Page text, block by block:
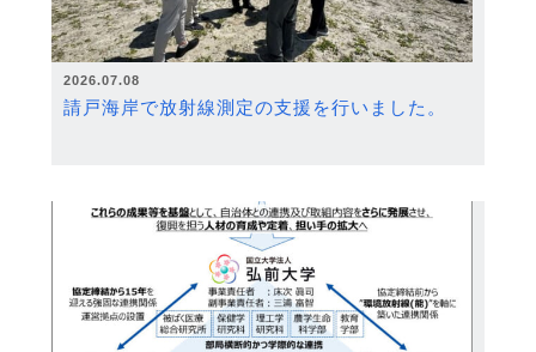
2026.07.08
請戸海岸で放射線測定の支援を行いました。